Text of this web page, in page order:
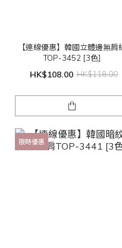
【連線優惠】韓國立體邊無肩
TOP-3452 [3色]
HK$108.00 HK$118.00
限時優惠